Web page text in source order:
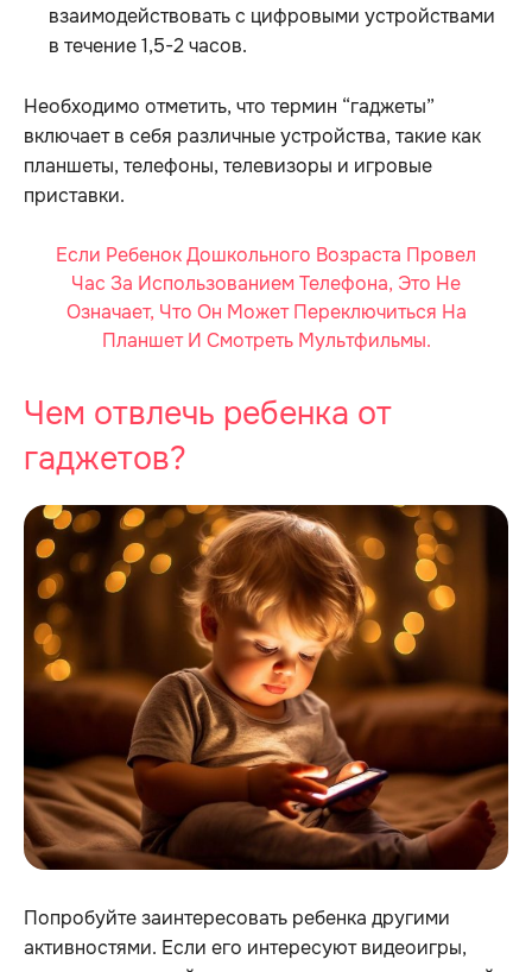
взаимодействовать с цифровыми устройствами
в течение 1,5-2 часов.
Необходимо отметить, что термин “гаджеты”
включает в себя различные устройства, такие как
планшеты, телефоны, телевизоры и игровые
приставки.
Если Ребенок Дошкольного Возраста Провел
Час За Использованием Телефона, Это Не
Означает, Что Он Может Переключиться На
Планшет И Смотреть Мультфильмы.
Чем отвлечь ребенка от
гаджетов?
Попробуйте заинтересовать ребенка другими
активностями. Если его интересуют видеоигры,